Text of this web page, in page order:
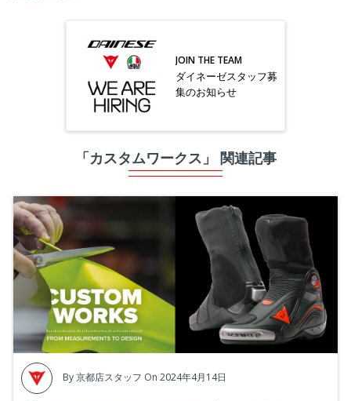
JOIN THE TEAM
ダイネーゼスタッフ募
集のお知らせ
「カスタムワークス」 関連記事
By京都店スタッフ On 2024年4月14日